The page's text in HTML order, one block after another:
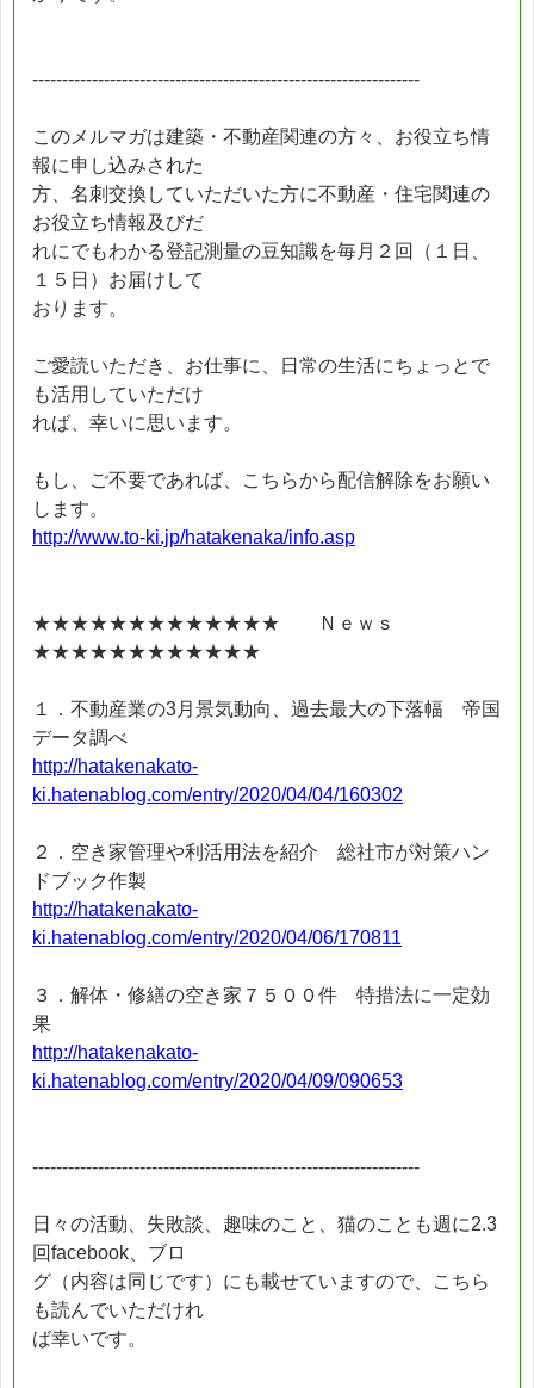
-----------------------------------------------------------------
このメルマガは建築・不動産関連の方々、お役立ち情
報に申し込みされた
方、名刺交換していただいた方に不動産・住宅関連の
お役立ち情報及びだ
れにでもわかる登記測量の豆知識を毎月２回（１日、
１５日）お届けして
おります。
ご愛読いただき、お仕事に、日常の生活にちょっとで
も活用していただけ
れば、幸いに思います。
もし、ご不要であれば、こちらから配信解除をお願い
します。
http://www.to-ki.jp/hatakenaka/info.asp
★★★★★★★★★★★★★ Ｎｅｗｓ
★★★★★★★★★★★★
１．不動産業の3月景気動向、過去最大の下落幅 帝国
データ調べ
http://hatakenakato-
ki.hatenablog.com/entry/2020/04/04/160302
２．空き家管理や利活用法を紹介 総社市が対策ハン
ドブック作製
http://hatakenakato-
ki.hatenablog.com/entry/2020/04/06/170811
３．解体・修繕の空き家７５００件 特措法に一定効
果
http://hatakenakato-
ki.hatenablog.com/entry/2020/04/09/090653
-----------------------------------------------------------------
日々の活動、失敗談、趣味のこと、猫のことも週に2.3
回facebook、ブロ
グ（内容は同じです）にも載せていますので、こちら
も読んでいただけれ
ば幸いです。